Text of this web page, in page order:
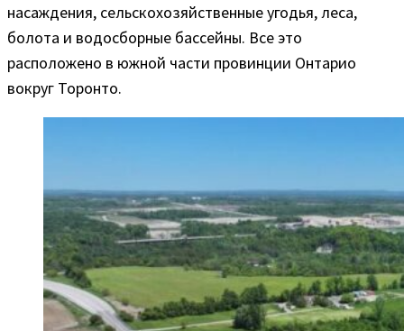
насаждения, сельскохозяйственные угодья, леса,
болота и водосборные бассейны. Все это
расположено в южной части провинции Онтарио
вокруг Торонто.